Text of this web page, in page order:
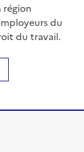
région
du
du travail.